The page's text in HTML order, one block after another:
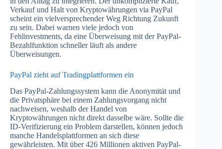
Verkauf und Halt von Kryptowährungen via PayPal
scheint ein vielversprechender Weg Richtung Zukunft
zu sein. Dabei warnen viele jedoch von
Fehlinvestments, da eine Überweisung mit der PayPal-
Bezahlfunktion schneller läuft als andere
Überweisungen.
PayPal zieht auf Tradingplattformen ein
Das PayPal-Zahlungssystem kann die Anonymität und
die Privatsphäre bei einem Zahlungsvorgang nicht
nachweisen, weshalb der Handel von
Kryptowährungen nicht direkt dasselbe wäre. Sollte die
ID-Verifizierung ein Problem darstellen, können jedoch
manche Handelsplattformen an sich diese
gewährleisten. Mit über 426 Millionen aktiven PayPal-